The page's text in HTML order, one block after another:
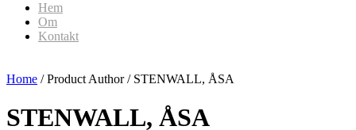
Hem
Om
Kontakt
Home / Product Author / STENWALL, ÅSA
STENWALL, ÅSA